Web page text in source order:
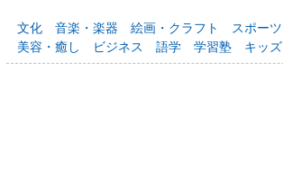
掲示板 タウン情報 教えて！
文化 音楽・楽器 絵画・クラフト スポーツ
美容・癒し
ビジネス 語学 学習塾 キッズ